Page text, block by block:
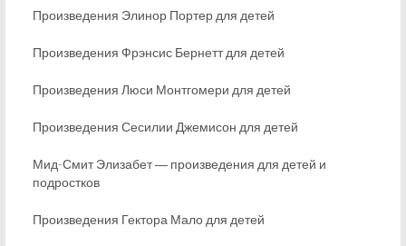
Произведения Элинор Портер для детей
Произведения Фрэнсис Бернетт для детей
Произведения Люси Монтгомери для детей
Произведения Сесилии Джемисон для детей
Мид-Смит Элизабет ― произведения для детей и
подростков
Произведения Гектора Мало для детей